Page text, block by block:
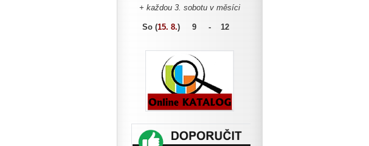
+ každou 3. sobotu v měsíci
So (15. 8.) 9 - 12